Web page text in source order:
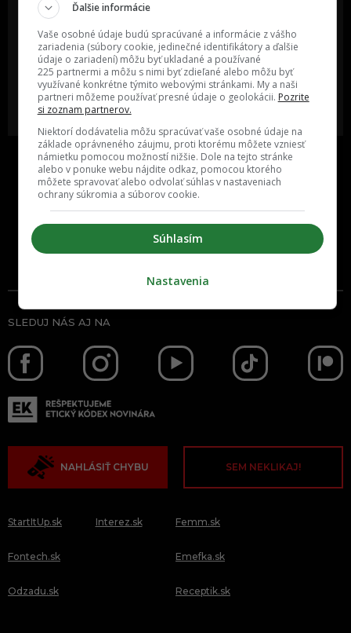
Oslov reklamou viac ako milión
ľudí v rôznych vekových
kategóriách a na rôznych
sociálnych sieťach a nakopni svoj
biznis alebo produkt.
MÁM ZÁUJEM O
SPOLUPRÁCU
poznáš niekoho, o kom by sme
mali určite napísať?
POŠLI NÁM TIP NA ČLÁNOK
Inzercia Cenník
SLEDUJ NÁS AJ NA
NAHLÁSIŤ CHYBU SEM NEKLIKAJ!
StartItUp.sk
Fontech.sk
Odzadu.sk
Interez.sk Femm.sk
Emefka.sk
Receptik.sk
Ďalšie informácie
Vaše osobné údaje budú spracúvané a informácie z vášho
zariadenia (súbory cookie, jedinečné identifikátory a ďalšie
údaje o zariadení) môžu byť ukladané a používané
225 partnermi a môžu s nimi byť zdieľané alebo môžu byť
využívané konkrétne týmito webovými stránkami. My a naši
partneri môžeme používať presné údaje o geolokácii. Pozrite
si zoznam partnerov.
Niektorí dodávatelia môžu spracúvať vaše osobné údaje na
základe oprávneného záujmu, proti ktorému môžete vzniesť
námietku pomocou možností nižšie. Dole na tejto stránke
alebo v ponuke webu nájdite odkaz, pomocou ktorého
môžete spravovať alebo odvolať súhlas v nastaveniach
ochrany súkromia a súborov cookie.
Súhlasím
Nastavenia